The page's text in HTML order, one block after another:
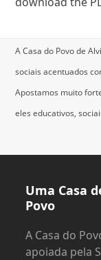
A Casa do Povo de
sociais acentuados
Apostamos muito
eles educativos,
Uma Casa
Povo
A Casa do
apoiada pela